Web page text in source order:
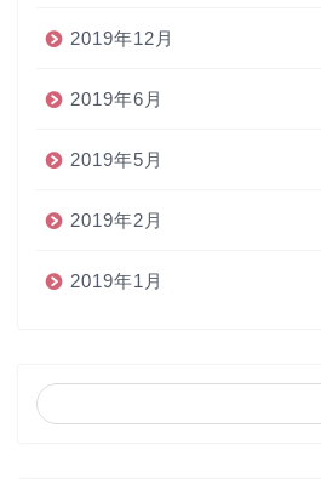
2019年12月
2019年6月
2019年5月
2019年2月
2019年1月